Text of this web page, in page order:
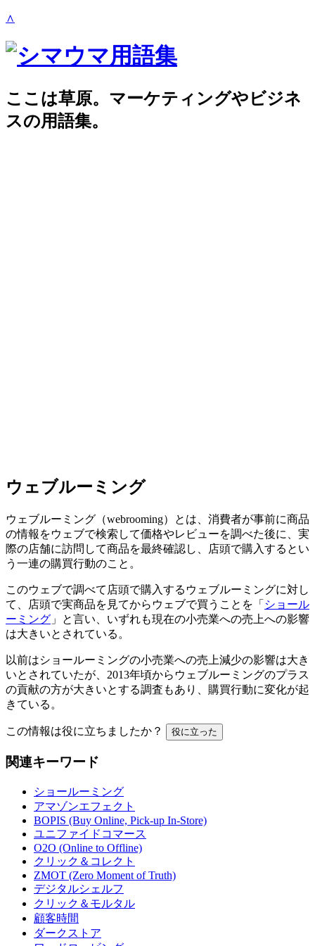
∧
ここは草原。マーケティングやビジネ
スの用語集。
ウェブルーミング
ウェブルーミング（webrooming）とは、消費者が事前に商品
の情報をウェブで検索して価格やレビューを調べた後に、実
際の店舗に訪問して商品を最終確認し、店頭で購入するとい
う一連の購買行動のこと。
このウェブで調べて店頭で購入するウェブルーミングに対し
て、店頭で実商品を見てからウェブで買うことを「 ショール
ーミング 」と言い、いずれも現在の小売業への売上への影響
は大きいとされている。
以前はショールーミングの小売業への売上減少の影響は大き
いとされていたが、2013年頃からウェブルーミングのプラス
の貢献の方が大きいとする調査もあり、購買行動に変化が起
きている。
この情報は役に立ちましたか？ 役に立った
関連キーワード
ショールーミング
アマゾンエフェクト
BOPIS (Buy Online, Pick-up In-Store)
ユニファイドコマース
O2O (Online to Offline)
クリック＆コレクト
ZMOT (Zero Moment of Truth)
デジタルシェルフ
クリック＆モルタル
顧客時間
ダークストア